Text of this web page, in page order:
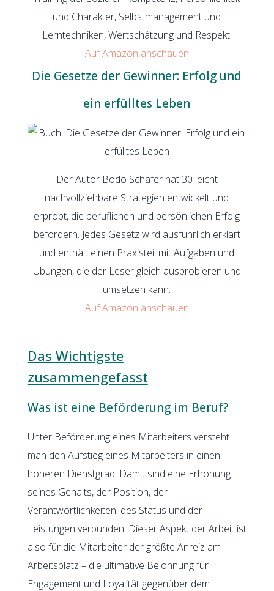
und Charakter, Selbstmanagement und
Lerntechniken, Wertschätzung und Respekt.
Auf Amazon anschauen
Die Gesetze der Gewinner: Erfolg und
ein erfülltes Leben
Der Autor Bodo Schäfer hat 30 leicht
nachvollziehbare Strategien entwickelt und
erprobt, die beruflichen und persönlichen Erfolg
befördern. Jedes Gesetz wird ausführlich erklärt
und enthält einen Praxisteil mit Aufgaben und
Übungen, die der Leser gleich ausprobieren und
umsetzen kann.
Auf Amazon anschauen
Das Wichtigste
zusammengefasst
Was ist eine Beförderung im Beruf?
Unter Beförderung eines Mitarbeiters versteht
man den Aufstieg eines Mitarbeiters in einen
höheren Dienstgrad. Damit sind eine Erhöhung
seines Gehalts, der Position, der
Verantwortlichkeiten, des Status und der
Leistungen verbunden. Dieser Aspekt der Arbeit ist
also für die Mitarbeiter der größte Anreiz am
Arbeitsplatz – die ultimative Belohnung für
Engagement und Loyalität gegenüber dem